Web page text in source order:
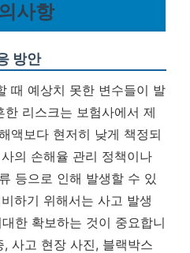
사항
방안
때 예상치 못한 변수들이 발
리스크는 보험사에서 제
액보다 현저히 낮게 책정되
의 손해율 관리 정책이나
등으로 인해 발생할 수 있
하기 위해서는 사고 발생
한 확보하는 것이 중요합니
사고 현장 사진, 블랙박스